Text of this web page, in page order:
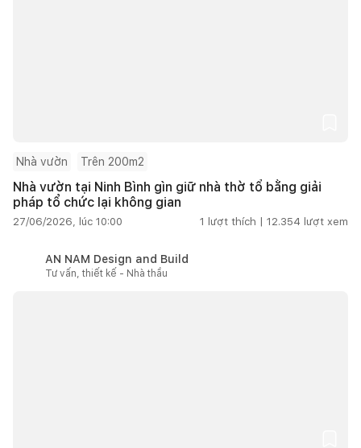
Nhà vườn Trên 200m2
Nhà vườn tại Ninh Bình gìn giữ nhà thờ tổ bằng giải
pháp tổ chức lại không gian
27/06/2026, lúc 10:00 1 lượt thích | 12.354 lượt xem
AN NAM Design and Build
Tư vấn, thiết kế - Nhà thầu